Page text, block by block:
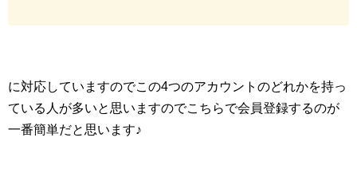
に対応していますのでこの4つのアカウントのどれかを持っ
ている人が多いと思いますのでこちらで会員登録するのが
一番簡単だと思います♪